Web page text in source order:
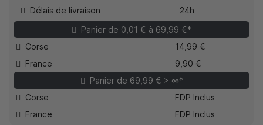
Délais de livraison
24h
Panier de 0,01 € à 69,99 €*
Corse
14,99 €
France
9,90 €
Panier de 69,99 € > ∞*
Corse
FDP Inclus
France
FDP Inclus